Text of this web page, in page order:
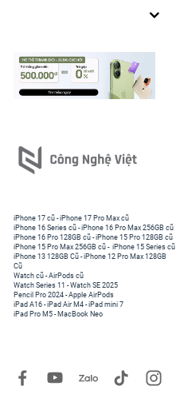
iPhone 17 cũ -iPhone 17 Pro Max cũ
iPhone 16 Series cũ - iPhone 16 Pro Max 256GB cũ
iPhone 16 Pro 128GB cũ -iPhone 15 Pro 128GB cũ
iPhone 15 Pro Max 256GB cũ - iPhone 15 Series cũ
iPhone 13 128GB Cũ -iPhone 12 Pro Max 128GB
Cũ
Watch cũ -AirPods cũ
Watch Series 11 -Watch SE 2025
Pencil Pro 2024 -Apple AirPods
iPad A16 -iPad Air M4 -iPad mini 7
iPad Pro M5 - MacBook Neo